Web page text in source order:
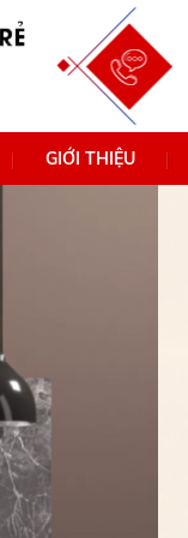
GIỚI THIỆU